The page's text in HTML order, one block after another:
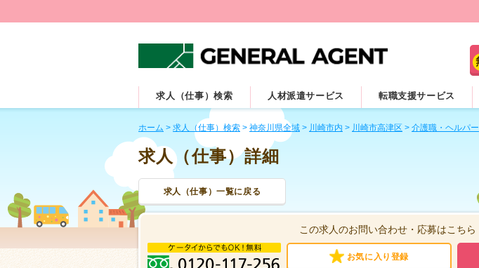
求人（仕事）検索 人材派遣サービス 転職支援サービス
ホーム > 求人（仕事）検索 > 神奈川県全域 > 川崎市内 > 川崎市高津区 > 介護職・ヘルパー
求人（仕事）詳細
求人（仕事）一覧に戻る
この求人のお問い合わせ・応募はこちら
お気に入り登録